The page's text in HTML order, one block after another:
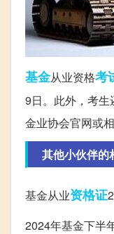
基金从业资格考
9日。此外，考
金业协会官网或
其他小伙伴的
基金从业资格证
2024年基金下半